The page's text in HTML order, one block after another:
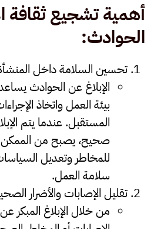
أهمية تشجيع ثقافة
الحوادث:
تحسين السلامة داخل
الإبلاغ عن الحوادث
بيئة العمل واتخاذ
المستقبل. عندما يتم
صحيح، يصبح من الممكن
للمخاطر وتعديل
سلامة العمل.
تقليل الإصابات والأضرار
من خلال الإبلاغ المبكر